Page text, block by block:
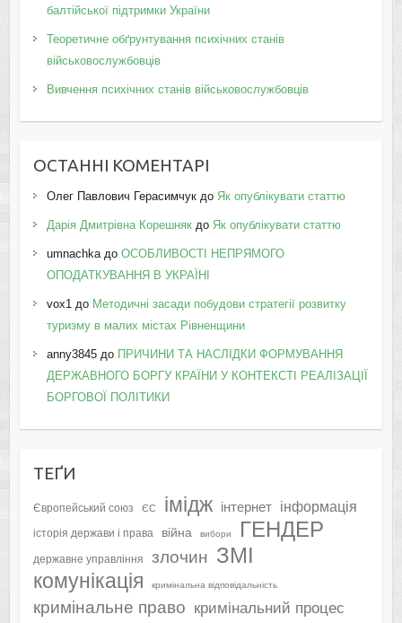
балтійської підтримки України
Теоретичне обґрунтування психічних станів
військовослужбовців
Вивчення психічних станів військовослужбовців
ОСТАННІ КОМЕНТАРІ
Олег Павлович Герасимчукдо Як опублікувати статтю
Дарія Дмитрівна Корешнякдо Як опублікувати статтю
umnachkaдо ОСОБЛИВОСТІ НЕПРЯМОГО
ОПОДАТКУВАННЯ В УКРАЇНІ
vox1до Методичні засади побудови стратегії розвитку
туризму в малих містах Рівненщини
anny3845до ПРИЧИНИ ТА НАСЛІДКИ ФОРМУВАННЯ
ДЕРЖАВНОГО БОРГУ КРАЇНИ У КОНТЕКСТІ РЕАЛІЗАЦІЇ
БОРГОВОЇ ПОЛІТИКИ
ТЕҐИ
Європейський союз ЄС імідж інтернет інформація
історія держави і права війна вибори ГЕНДЕР
державне управління злочин ЗМІ
комунікація кримінальна відповідальність
кримінальне право кримінальний процес